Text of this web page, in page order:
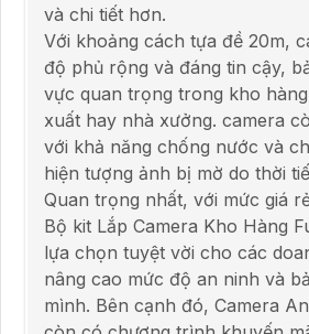
và chi tiết hơn.
Với khoảng cách tựa đề 20m,
độ phủ rộng và đáng tin cậy,
vực quan trọng trong kho
xuất hay nhà xưởng. camera
với khả năng chống nước và
hiện tượng ảnh bị mờ do thời
Quan trọng nhất, với mức giá
Bộ kit Lắp Camera Kho Hàng
lựa chọn tuyệt vời cho các
nâng cao mức độ an ninh và
mình. Bên cạnh đó, Camera